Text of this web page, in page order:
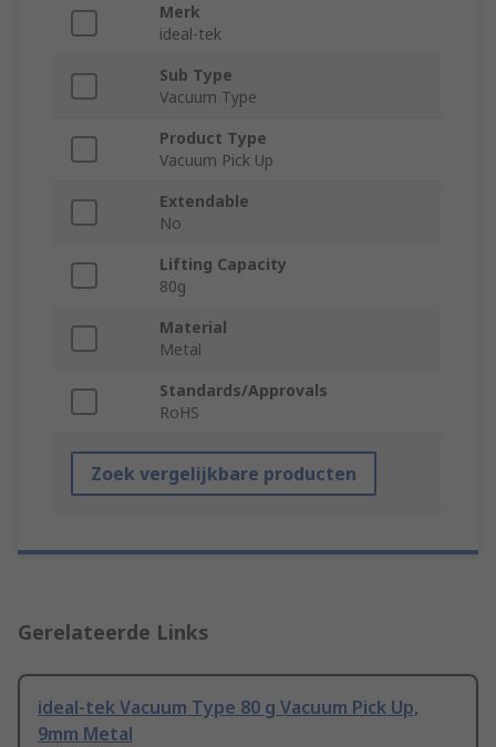
Merk
ideal-tek
Sub Type
Vacuum Type
Product Type
Vacuum Pick Up
Extendable
No
Lifting Capacity
80g
Material
Metal
Standards/Approvals
RoHS
Zoek vergelijkbare producten
Gerelateerde Links
ideal-tek Vacuum Type 80 g Vacuum Pick Up,
9mm Metal